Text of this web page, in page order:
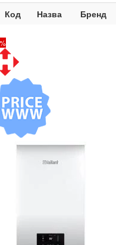
Код Назва Бренд